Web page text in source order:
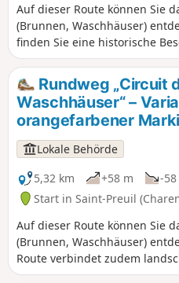
Auf dieser Route können Sie
(Brunnen, Waschhäuser)
finden Sie eine historische
Anekdoten. Diese Route
und historische Erbe (die
Jahrhundert, die Place
und die verstreuten Weiler
dieser Route verbindet
und faunistische Reize.
Rundweg „Circuit
Waschhäuser“ –
orangefarbener
Lokale Behörde
5,32 km
+58 m -
Start in Saint-Preuil
Auf dieser Route können Sie
(Brunnen, Waschhäuser)
Route verbindet zudem
faunistische Reize.